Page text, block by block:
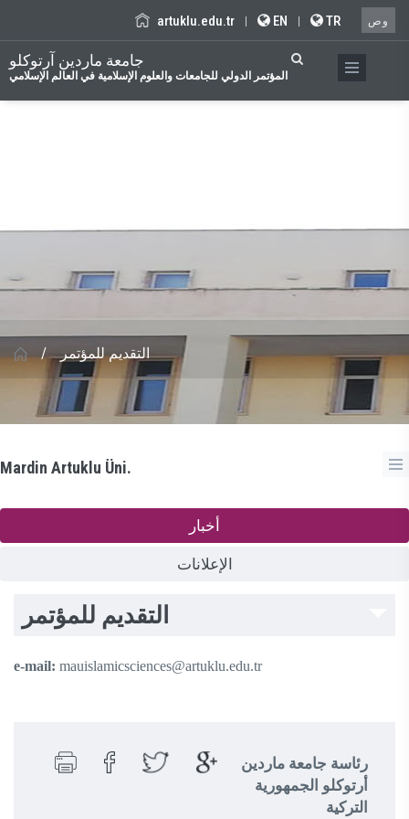
artuklu.edu.tr | EN | TR وص
جامعة ماردين آرتوكلو
المؤتمر الدولي للجامعات والعلوم الإسلامية في العالم الإسلامي
/ التقديم للمؤتمر
Mardin Artuklu Üni.
أخبار
الإعلانات
التقديم للمؤتمر
e-mail: mauislamicsciences@artuklu.edu.tr
رئاسة جامعة ماردين
أرتوكلو الجمهورية
التركية